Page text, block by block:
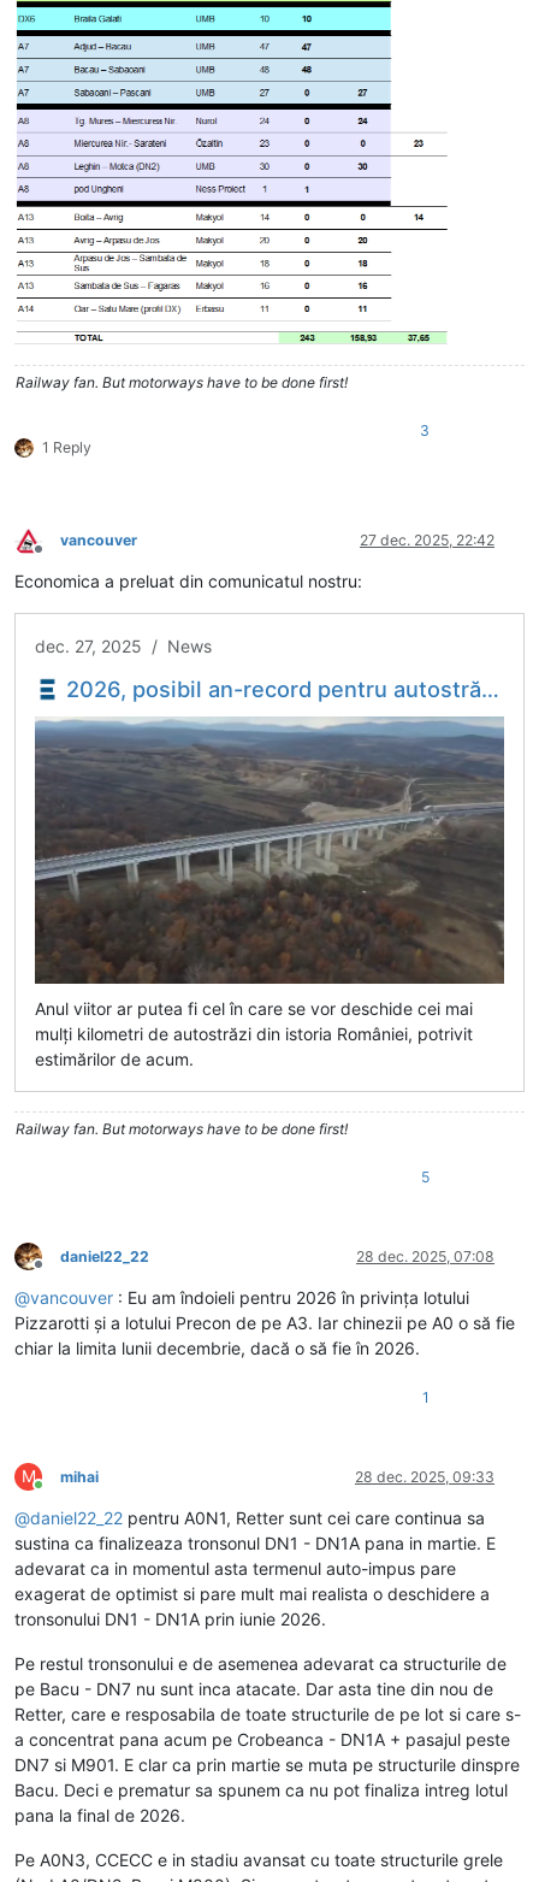
Railway fan. But motorways have to be done first!
1 Reply
3
Deconectat
vancouver 27 dec. 2025, 22:42
Economica a preluat din comunicatul nostru:
dec. 27, 2025 / News
2026, posibil an-record pentru autostrăzi în toată istoria României. Câți kilometri ar urma să fie dați în trafic și unde CIFRE - Economica.net
Anul viitor ar putea fi cel în care se vor deschide cei mai
mulți kilometri de autostrăzi din istoria României, potrivit
estimărilor de acum.
Railway fan. But motorways have to be done first!
5
Deconectat
daniel22_22 28 dec. 2025, 07:08
@vancouver : Eu am îndoieli pentru 2026 în privința lotului
Pizzarotti și a lotului Precon de pe A3. Iar chinezii pe A0 o să fie
chiar la limita lunii decembrie, dacă o să fie în 2026.
1
M
Conectat
mihai 28 dec. 2025, 09:33
@daniel22_22 pentru A0N1, Retter sunt cei care continua sa
sustina ca finalizeaza tronsonul DN1 - DN1A pana in martie. E
adevarat ca in momentul asta termenul auto-impus pare
exagerat de optimist si pare mult mai realista o deschidere a
tronsonului DN1 - DN1A prin iunie 2026.
Pe restul tronsonului e de asemenea adevarat ca structurile de
pe Bacu - DN7 nu sunt inca atacate. Dar asta tine din nou de
Retter, care e resposabila de toate structurile de pe lot si care s-
a concentrat pana acum pe Crobeanca - DN1A + pasajul peste
DN7 si M901. E clar ca prin martie se muta pe structurile dinspre
Bacu. Deci e prematur sa spunem ca nu pot finaliza intreg lotul
pana la final de 2026.
Pe A0N3, CCECC e in stadiu avansat cu toate structurile grele